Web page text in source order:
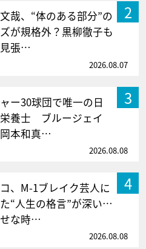
2
哉、“体のある部分”の
が規格外？黒柳徹子も
張…
2026.08.07
3
ー30球団で唯一の日
養士 ブルージェイ
本和真…
2026.08.08
4
、M-1ブレイク芸人に
“人生の格言”が深い…
せな時…
2026.08.08